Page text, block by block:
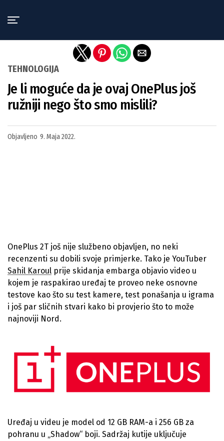
TEHNOLOGIJA
Je li moguće da je ovaj OnePlus još
ružniji nego što smo mislili?
Objavljeno 9. Maja 2022.
OnePlus 2T još nije službeno objavljen, no neki
recenzenti su dobili svoje primjerke. Tako je YouTuber
Sahil Karoul prije skidanja embarga objavio video u
kojem je raspakirao uređaj te proveo neke osnovne
testove kao što su test kamere, test ponašanja u igrama
i još par sličnih stvari kako bi provjerio što to može
najnoviji Nord.
Uređaj u videu je model od 12 GB RAM-a i 256 GB za
pohranu u „Shadow“ boji. Sadržaj kutije uključuje